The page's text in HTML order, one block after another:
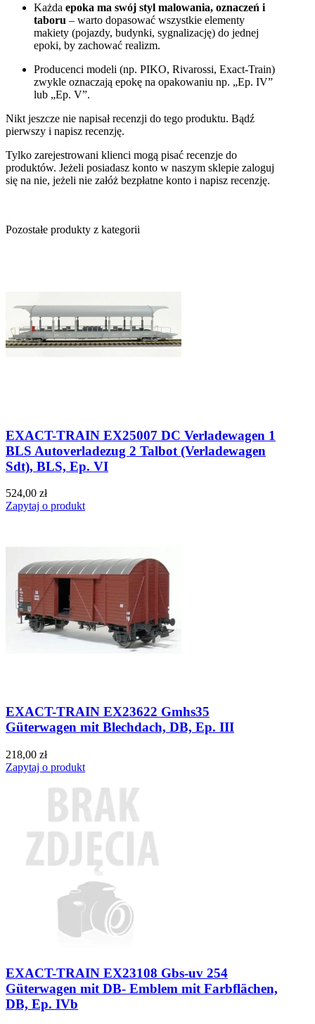
Każda epoka ma swój styl malowania, oznaczeń i
taboru – warto dopasować wszystkie elementy
makiety (pojazdy, budynki, sygnalizację) do jednej
epoki, by zachować realizm.
Producenci modeli (np. PIKO, Rivarossi, Exact-Train)
zwykle oznaczają epokę na opakowaniu np. „Ep. IV”
lub „Ep. V”.
Nikt jeszcze nie napisał recenzji do tego produktu. Bądź
pierwszy i napisz recenzję.
Tylko zarejestrowani klienci mogą pisać recenzje do
produktów. Jeżeli posiadasz konto w naszym sklepie zaloguj
się na nie, jeżeli nie załóż bezpłatne konto i napisz recenzję.
Pozostałe produkty z kategorii
EXACT-TRAIN EX25007 DC Verladewagen 1
BLS Autoverladezug 2 Talbot (Verladewagen
Sdt), BLS, Ep. VI
524,00 zł
Zapytaj o produkt
EXACT-TRAIN EX23622 Gmhs35
Güterwagen mit Blechdach, DB, Ep. III
218,00 zł
Zapytaj o produkt
EXACT-TRAIN EX23108 Gbs-uv 254
Güterwagen mit DB- Emblem mit Farbflächen,
DB, Ep. IVb